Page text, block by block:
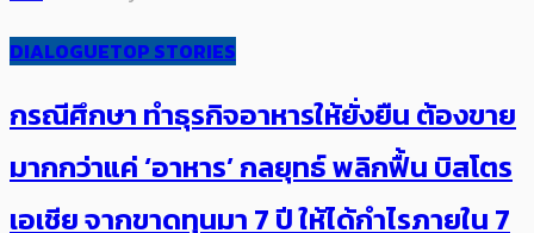
DIALOGUETOP STORIES
กรณีศึกษา ทำธุรกิจอาหารให้ยั่งยืน ต้องขาย
มากกว่าแค่ ‘อาหาร’ กลยุทธ์ พลิกฟื้น บิสโตร
เอเชีย จากขาดทุนมา 7 ปี ให้ได้กำไรภายใน 7